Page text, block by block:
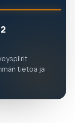
tietoa ja